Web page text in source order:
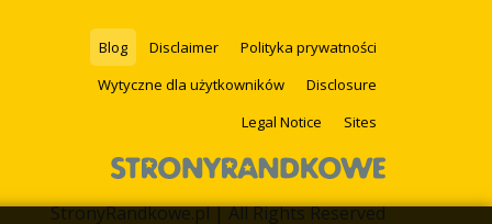
Blog Disclaimer
Polityka prywatności
Wytyczne dla użytkowników
Disclosure
Legal Notice
Sites
StronyRandkowe.pl | All Rights Reserved